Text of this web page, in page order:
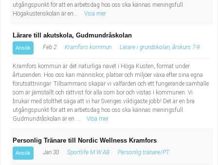
utgångspunkt för att en arbetsdag hos oss ska kännas meningsfull.
Högakustenskolan är en...
Visa mer
Lärare till akutskola, Gudmundråskolan
Ansök Feb 2 Kramfors kommun Lärare i grundskolan, årskurs 7-9
Kramfors kommun är det naturliga navet i Höga Kusten, format under
årtusenden. Hos oss kan människor, platser och miljöer växa efter sina egna
förutsättningar. Tillsammans skapar vi välfärden och ett fungerande samhälle
som är jämställt och rättvist för alla som bor och vistas i kommunen. Vi
brukar med stolthet säga att vi har Sveriges viktigaste jobb! Det är en bra
utgångspunkt för att en arbetsdag hos oss ska kännas meningsfull.
Gudmundråskolan är en ...
Visa mer
Personlig Tränare till Nordic Wellness Kramfors
Ansök Jan 30 Sportlife M W AB Personlig tränare/PT